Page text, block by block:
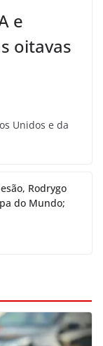
e
oitavas
Unidos e da
Rodrygo
do Mundo;